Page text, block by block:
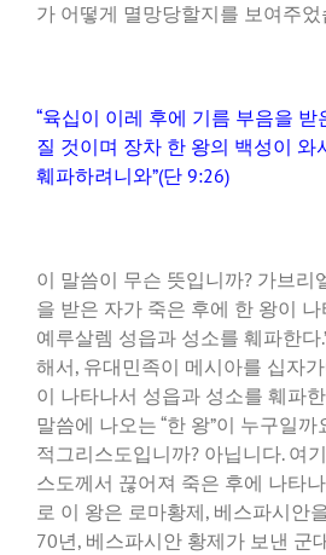
가 어떻게 멸망당할지를 보여주었
“육십이 이레 후에 기름 부음을 받
질 것이며 장차 한 왕의 백성이 와
훼파하려니와”(단 9:26)
이 말씀이 무슨 뜻입니까? 가브리
을 받은 자가 죽은 후에 한 왕이
예루살렘 성읍과 성소를 훼파한다
해서, 유대민족이 메시아를 십자
이 나타나서 성읍과 성소를 훼파
말씀에 나오는 “한 왕”이 누구일
적그리스도입니까? 아닙니다. 여
스도께서 끊어져 죽은 후에 나타
로 이 왕은 로마황제, 베스파시안
70년, 베스파시안 황제가 보낸 군